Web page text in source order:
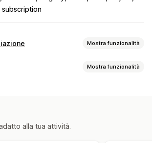
subscription
Mostra funzionalità
Mostra funzionalità
alla tua attività.